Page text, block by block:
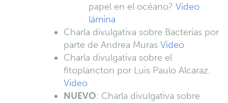
papel en el océano? Video
lámina
Charla divulgativa sobre Bacterias por
parte de Andrea Muras Video
Charla divulgativa sobre el
fitoplancton por Luis Paulo Alcaraz.
Video
NUEVO: Charla divulgativa sobre